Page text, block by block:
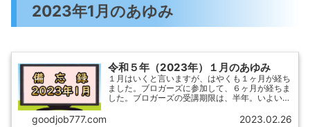
2023年1月のあゆみ
令和５年（2023年）１月のあゆみ
１月はいくと言いますが、はやくも１ヶ月が経ち
ました。ブロガーズに参加して、６ヶ月が経ちま
した。ブロガーズの受講期限は、半年。いよいよ
にできましたが、相変わらず筆（キータッチ）が
goodjob777.com 2023.02.26